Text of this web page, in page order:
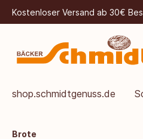
Kostenloser Versand ab 30€
shop.schmidtgenuss.de
Brote